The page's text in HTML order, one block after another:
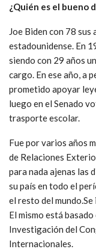
¿Quién es el bueno
Joe Biden con 78
estadounidense. En
siendo con 29 años
cargo. En ese año, a
prometido apoyar
luego en el Senado
trasporte escolar.
Fue por varios años
de Relaciones
para nada ajenas las
su país en todo el
el resto del
El mismo está
Investigación del
Internacionales.